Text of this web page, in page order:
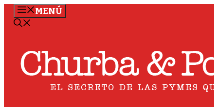
Saltar
MENÚ